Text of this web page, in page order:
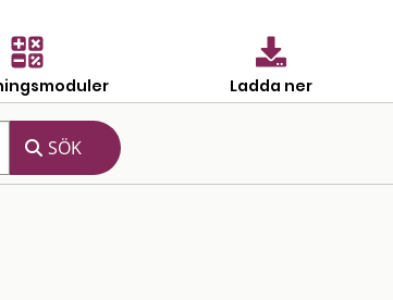
Ladda ner